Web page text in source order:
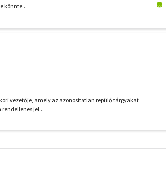
könnte...
vezetője, amely az azonosítatlan repülő tárgyakat
jel...
szűrők